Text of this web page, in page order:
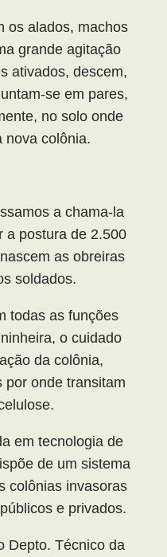
os alados, machos
grande agitação
ativados, descem,
se em pares,
no solo onde
nova colônia.
a chama-la
a postura de 2.500
as obreiras
soldados.
todas as funções
o cuidado
da colônia,
por onde transitam
em tecnologia de
de um sistema
colônias invasoras
e privados.
Depto. Técnico da